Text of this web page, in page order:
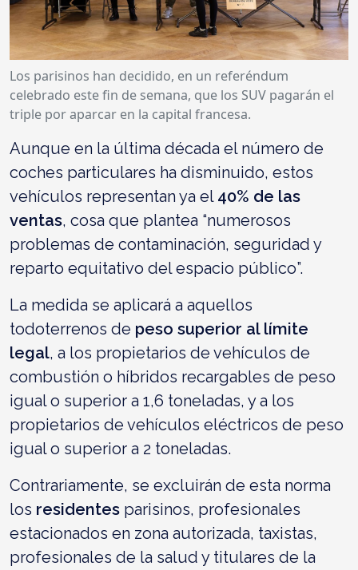
Los parisinos han decidido, en un referéndum
celebrado este fin de semana, que los SUV pagarán el
triple por aparcar en la capital francesa.
Aunque en la última década el número de
coches particulares ha disminuido, estos
vehículos representan ya el 40% de las
ventas, cosa que plantea “numerosos
problemas de contaminación, seguridad y
reparto equitativo del espacio público”.
La medida se aplicará a aquellos
todoterrenos de peso superior al límite
legal, a los propietarios de vehículos de
combustión o híbridos recargables de peso
igual o superior a 1,6 toneladas, y a los
propietarios de vehículos eléctricos de peso
igual o superior a 2 toneladas.
Contrariamente, se excluirán de esta norma
los residentes parisinos, profesionales
estacionados en zona autorizada, taxistas,
profesionales de la salud y titulares de la